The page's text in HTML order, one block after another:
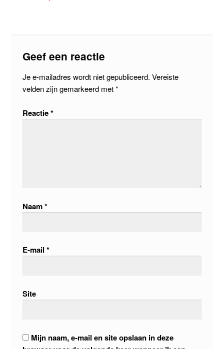
Geef een reactie
Je e-mailadres wordt niet gepubliceerd. Vereiste
velden zijn gemarkeerd met*
Reactie*
Naam*
E-mail*
Site
Mijn naam, e-mail en site opslaan in deze